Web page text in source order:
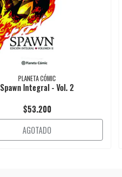
PLANETA CÓMIC
Spawn Integral - Vol. 2
$53.200
AGOTADO